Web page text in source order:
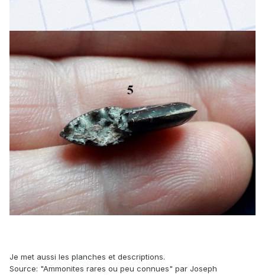
Je met aussi les planches et descriptions.
Source: "Ammonites rares ou peu connues" par Joseph